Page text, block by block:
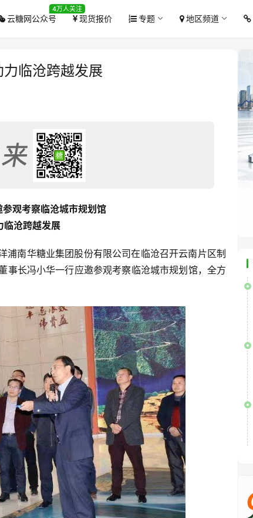
云糖网公众号
4万人关注
现货报价 专题 地区频道
临沧跨越发展
观考察临沧城市规划馆
临沧跨越发展
南华糖业集团股份有限公司在临沧召开云南片区制
事长冯小华一行应邀参观考察临沧城市规划馆，全方